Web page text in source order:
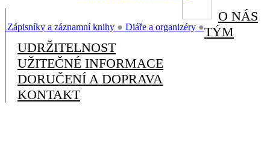
Zápisníky a záznamní knihy ● Diáře a organizéry ●
O NÁS
TÝM
UDRŽITELNOST
UŽITEČNÉ INFORMACE
DORUČENÍ A DOPRAVA
KONTAKT